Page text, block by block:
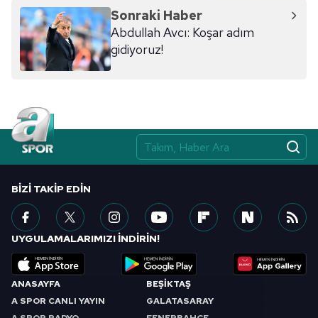
Sonraki Haber
Abdullah Avcı: Koşar adım
gidiyoruz!
ANASAYFA
A SPOR CANLI YAYIN
BEŞİKTAŞ
GALATASARAY
BIZI TAKIP EDIN
UYGULAMALARIMIZI İNDİRİN!